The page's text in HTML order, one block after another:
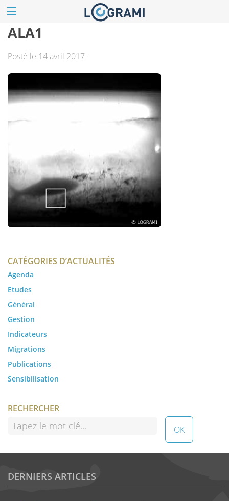
ALA1
Posté le 14 avril 2017 -
CATÉGORIES D’ACTUALITÉS
Agenda
Etudes
Général
Gestion
Indicateurs
Migrations
Publications
Sensibilisation
RECHERCHER
DERNIERS ARTICLES